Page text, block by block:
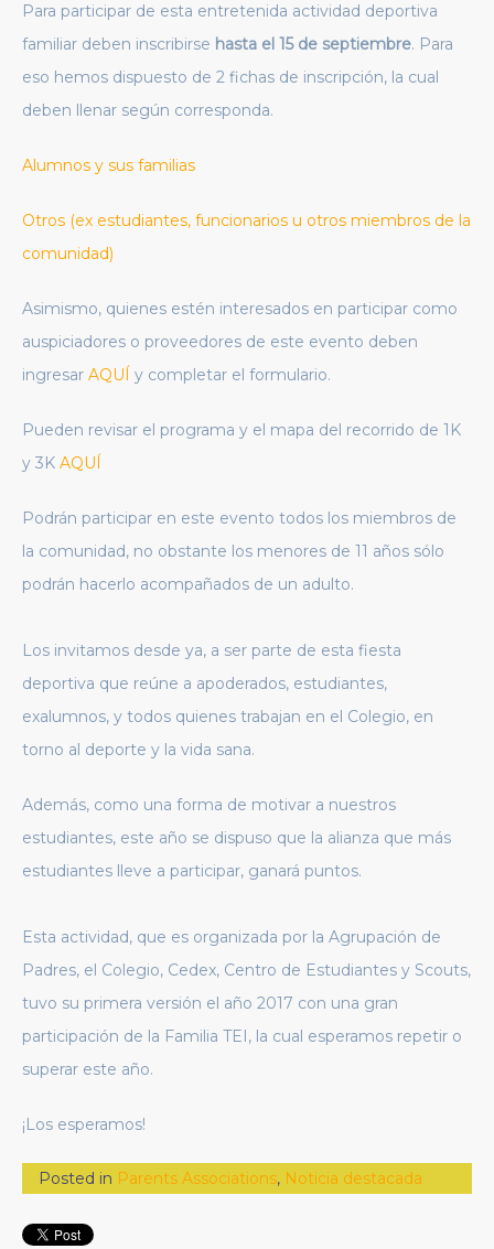
Para participar de esta entretenida actividad deportiva
familiar deben inscribirse hasta el 15 de septiembre. Para
eso hemos dispuesto de 2 fichas de inscripción, la cual
deben llenar según corresponda.
Alumnos y sus familias
Otros (ex estudiantes, funcionarios u otros miembros de la
comunidad)
Asimismo, quienes estén interesados en participar como
auspiciadores o proveedores de este evento deben
ingresar AQUÍ y completar el formulario.
Pueden revisar el programa y el mapa del recorrido de 1K
y 3K AQUÍ
Podrán participar en este evento todos los miembros de
la comunidad, no obstante los menores de 11 años sólo
podrán hacerlo acompañados de un adulto.
Los invitamos desde ya, a ser parte de esta fiesta
deportiva que reúne a apoderados, estudiantes,
exalumnos, y todos quienes trabajan en el Colegio, en
torno al deporte y la vida sana.
Además, como una forma de motivar a nuestros
estudiantes, este año se dispuso que la alianza que más
estudiantes lleve a participar, ganará puntos.
Esta actividad, que es organizada por la Agrupación de
Padres, el Colegio, Cedex, Centro de Estudiantes y Scouts,
tuvo su primera versión el año 2017 con una gran
participación de la Familia TEI, la cual esperamos repetir o
superar este año.
¡Los esperamos!
Posted in Parents Associations, Noticia destacada